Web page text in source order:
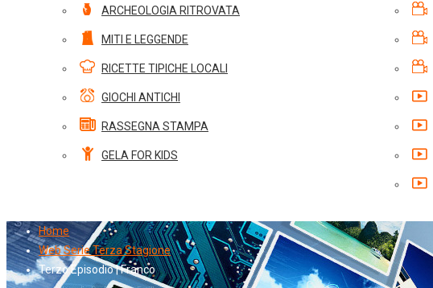
ARCHEOLOGIA RITROVATA
MITI E LEGGENDE
RICETTE TIPICHE LOCALI
GIOCHI ANTICHI
RASSEGNA STAMPA
GELA FOR KIDS
Home
Web Serie Terza Stagione
Terzo Episodio | Franco